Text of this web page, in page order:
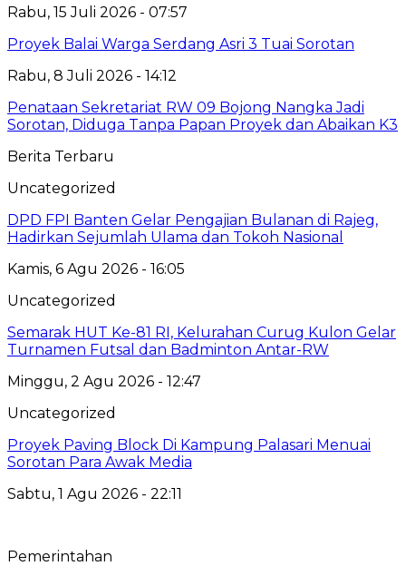
Rabu, 15 Juli 2026 - 07:57
Proyek Balai Warga Serdang Asri 3 Tuai Sorotan
Rabu, 8 Juli 2026 - 14:12
Penataan Sekretariat RW 09 Bojong Nangka Jadi
Sorotan, Diduga Tanpa Papan Proyek dan Abaikan K3
Berita Terbaru
Uncategorized
DPD FPI Banten Gelar Pengajian Bulanan di Rajeg,
Hadirkan Sejumlah Ulama dan Tokoh Nasional
Kamis, 6 Agu 2026 - 16:05
Uncategorized
Semarak HUT Ke-81 RI, Kelurahan Curug Kulon Gelar
Turnamen Futsal dan Badminton Antar-RW
Minggu, 2 Agu 2026 - 12:47
Uncategorized
Proyek Paving Block Di Kampung Palasari Menuai
Sorotan Para Awak Media
Sabtu, 1 Agu 2026 - 22:11
Pemerintahan